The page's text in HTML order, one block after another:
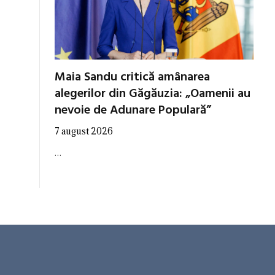
Maia Sandu critică amânarea
alegerilor din Găgăuzia: „Oamenii au
nevoie de Adunare Populară”
7 august 2026
…